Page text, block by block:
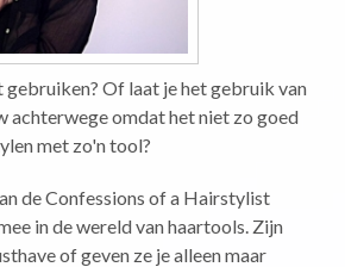
Of laat je het gebruik van
achterwege omdat het niet zo goed
met zo'n tool?
de Confessions of a Hairstylist
in de wereld van haartools. Zijn
of geven ze je alleen maar